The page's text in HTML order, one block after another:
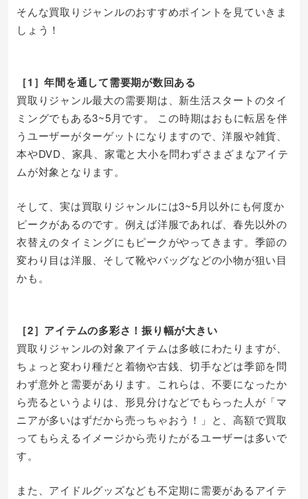
そんな買取りジャンルのおすすめポイントを見ていきま
しょう！
［1］年間を通して需要期が数回ある
買取りジャンル最大の需要期は、新生活スタートのタイ
ミングでもある3~5月です。 この時期はおもに転居を伴
うユーザーがターゲットになりますので、洋服や雑貨、
本やDVD、家具、家電と大小を問わずさまざまなアイテ
ムが対象となります。
そして、実は買取りジャンルには3~5月以外にも何度か
ピークがあるのです。例えば洋服であれば、春先以外の
衣替えのタイミングにもピークがやってきます。季節の
変わり目は洋服、そして靴やバッグなどの小物が狙い目
かも。
［2］アイテムの多彩さ！振り幅が大きい
買取りジャンルの対象アイテムは多岐にわたりますが、
ちょっと変わり種だと着物や古銭、切手などは季節を問
わず意外と需要があります。これらは、不要になったか
ら売るというよりは、形見分けなどでもらった人が「マ
ニアが多いはずだから売っちゃおう！」と、高額で買取
ってもらえるイメージから売りたがるユーザーは多いで
す。
また、アイドルグッズなども不定期に需要があるアイテ